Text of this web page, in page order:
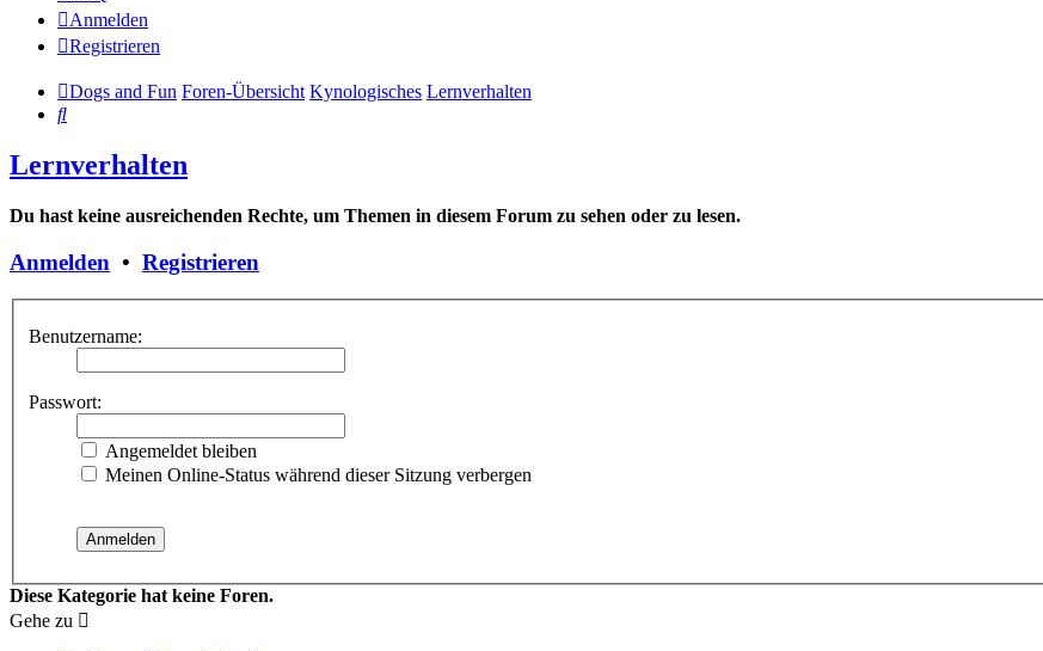
Anmelden
Registrieren
Dogs and Fun Foren-Übersicht Kynologisches Lernverhalten
Suche
Lernverhalten
Du hast keine ausreichenden Rechte, um Themen in diesem Forum zu sehen oder zu lesen.
Anmelden • Registrieren
Benutzername:
Passwort:
Angemeldet bleiben
Meinen Online-Status während dieser Sitzung verbergen
Diese Kategorie hat keine Foren.
Gehe zu